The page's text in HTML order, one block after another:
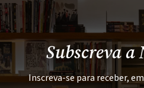
Subscreva a
Inscreva-se para receber,